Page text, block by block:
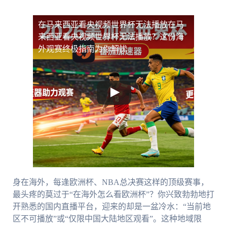
在马来西亚看央视频世界杯无法播放在马
来西亚看央视频世界杯无法播放？这份海
外观赛终极指南为你解忧
身在海外，每逢欧洲杯、NBA总决赛这样的顶级赛事，
最头疼的莫过于“在海外怎么看欧洲杯”？你兴致勃勃地打
开熟悉的国内直播平台，迎来的却是一盆冷水：“当前地
区不可播放”或“仅限中国大陆地区观看”。这种地域限